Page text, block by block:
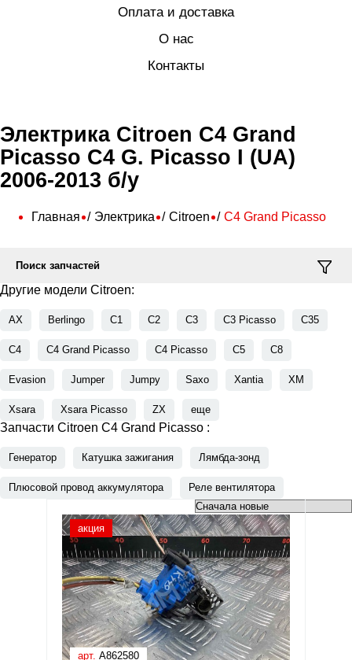
Оплата и доставка
О нас
Контакты
Электрика Citroen C4 Grand
Picasso C4 G. Picasso I (UA)
2006-2013 б/у
Главная Электрика Citroen C4 Grand Picasso
Поиск запчастей
Другие модели Citroen:
AX Berlingo C1 C2 C3 C3 Picasso C35
C4 C4 Grand Picasso C4 Picasso C5 C8
Evasion Jumper Jumpy Saxo Xantia XM
Xsara Xsara Picasso ZX еще
Запчасти Citroen C4 Grand Picasso :
Генератор Катушка зажигания Лямбда-зонд
Плюсовой провод аккумулятора Реле вентилятора
акция
арт. A862580